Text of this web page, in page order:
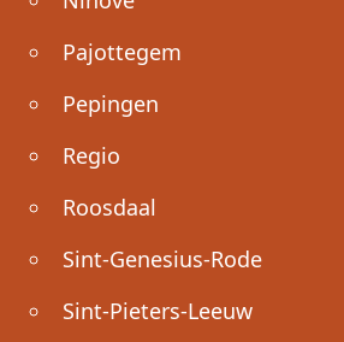
Pajottegem
Pepingen
Regio
Roosdaal
Sint-Genesius-Rode
Sint-Pieters-Leeuw